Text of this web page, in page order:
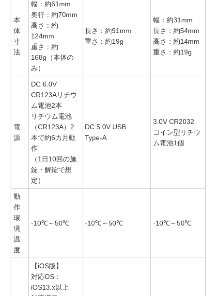
本
体
寸
法
幅：約61mm
奥行：約70mm
高さ：約
124mm
重さ：約
168g（本体の
み）
長さ：約91mm
重さ：約19g
幅：約31mm
長さ：約54mm
高さ：約14mm
重さ：約19g
電
源
DC 6.0V
CR123Aリチウ
ム電池2本
リチウム電池
（CR123A）2
本で約6カ月動
作
（1日10回の施
錠・解錠で想
定）
DC 5.0V USB
Type-A
3.0V CR2032
コイン型リチウ
ム電池1個
動
作
環
境
温
度
-10℃～50℃ -10℃～50℃ -10℃～50℃
【iOS版】
対応OS：
iOS13.x以上